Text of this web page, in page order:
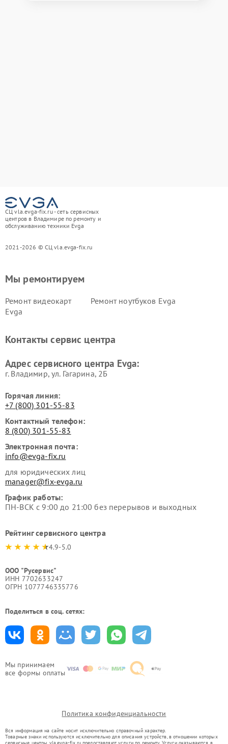
СЦ vla.evga-fix.ru - сеть сервисных
центров в Владимире по ремонту и
обслуживанию техники Evga
2021-2026 © СЦ vla.evga-fix.ru
Мы принимаем
все формы оплаты
Мы ремонтируем
Ремонт видеокарт
Evga
Ремонт ноутбуков Evga
Контакты сервис центра
Адрес сервисного центра Evga:
г. Владимир, ул. Гагарина, 2Б
Горячая линия:
+7 (800) 301-55-83
Контактный телефон:
8 (800) 301-55-83
Электронная почта:
info@evga-fix.ru
для юридических лиц
manager@fix-evga.ru
График работы:
ПН-ВСК с 9:00 до 21:00 без перерывов и выходных
Рейтинг сервисного центра
4.9-5.0
ООО "Русервис"
ИНН 7702633247
ОГРН 1077746335776
Поделиться в соц. сетях:
Политика конфиденциальности
Вся информация на сайте носит исключительно справочный характер.
Товарные знаки используются исключительно для описания устройств, в отношении которых
сервисные центры vla.evga-fix.ru предоставляют услуги по ремонту. Услуги оказываются в